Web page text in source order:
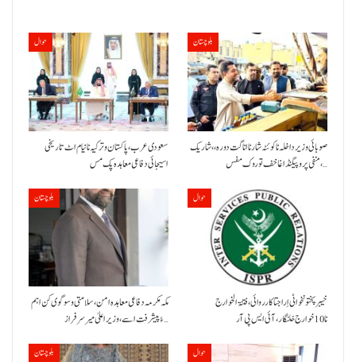
حوال
سعودی عرب، پاکستان و ترکیہ نا نیام اٹ تاریخی
اسیجائی دفاعی معاہدہ پک مس
بلوچستان
صوبائی وزیر داخلہ نا کوئٹہ شار نا اناگت دورہ،، شاریک
منفی پروپیگنڈا غا خف توروک مفس،…
بلوچستان
مکہ مکرمہ دفاعی معاہدہ امن، سلامتی و سوگوی کن اہم
ءُ پیشرفت اسے،وزیراعلیٰ میر سرفراز…
حوال
خیبر پختونخوا ٹی اِرا جتا کارروائی، فتنۃ الخوارج
نا 10خوارج خلنگار،آئی ایس پی آر
بلوچستان حوال